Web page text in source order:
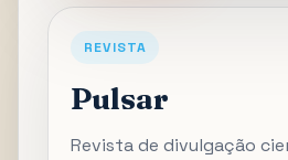
REVISTA
Pulsar
Revista de divulgação